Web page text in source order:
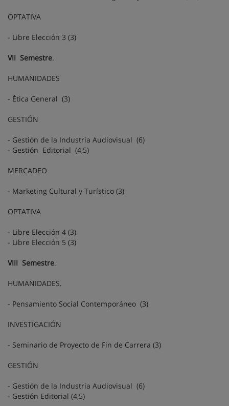
OPTATIVA
- Libre Elección 3 (3)
VII Semestre.
HUMANIDADES
- Ética General (3)
GESTIÓN
- Gestión de la Industria Audiovisual (6)
- Gestión Editorial (4,5)
MERCADEO
- Marketing Cultural y Turístico (3)
OPTATIVA
- Libre Elección 4 (3)
- Libre Elección 5 (3)
VIII Semestre.
HUMANIDADES.
- Pensamiento Social Contemporáneo (3)
INVESTIGACIÓN
- Seminario de Proyecto de Fin de Carrera (3)
GESTIÓN
- Gestión de la Industria Audiovisual (6)
- Gestión Editorial (4,5)